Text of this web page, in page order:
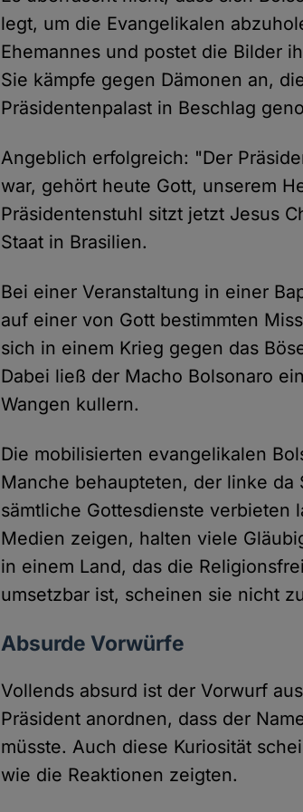
legt, um die Evangelikalen
Ehemannes und postet die Bilder
Sie kämpfe gegen Dämonen an,
Präsidentenpalast in Beschlag
Angeblich erfolgreich: "Der
war, gehört heute Gott, unserem
Präsidentenstuhl sitzt jetzt Jesus
Staat in Brasilien.
Bei einer Veranstaltung in einer
auf einer von Gott bestimmten
sich in einem Krieg gegen das
Dabei ließ der Macho Bolsonaro
Wangen kullern.
Die mobilisierten evangelikalen
Manche behaupteten, der linke
sämtliche Gottesdienste verbieten
Medien zeigen, halten viele
in einem Land, das die
umsetzbar ist, scheinen sie nicht
Absurde Vorwürfe
Vollends absurd ist der Vorwurf
Präsident anordnen, dass der
müsste. Auch diese Kuriosität
wie die Reaktionen zeigten.